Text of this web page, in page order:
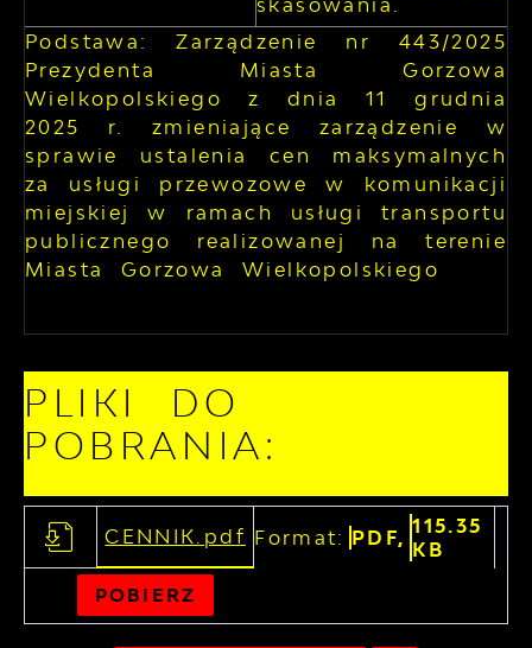
skasowania.
Podstawa: Zarządzenie nr 443/2025
Prezydenta Miasta Gorzowa
Wielkopolskiego z dnia 11 grudnia
2025 r. zmieniające zarządzenie w
sprawie ustalenia cen maksymalnych
za usługi przewozowe w komunikacji
miejskiej w ramach usługi transportu
publicznego realizowanej na terenie
Miasta Gorzowa Wielkopolskiego
PLIKI DO
POBRANIA:
CENNIK.pdf Format: PDF, 115.35
KB
POBIERZ